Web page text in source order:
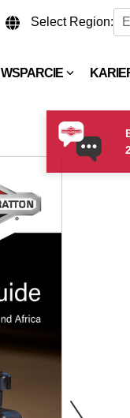
Select Region:
WSPARCIE